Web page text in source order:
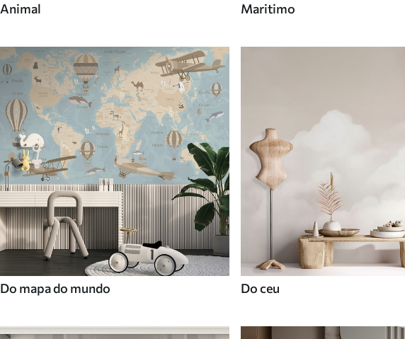
Animal Maritimo
Do mapa do mundo Do ceu